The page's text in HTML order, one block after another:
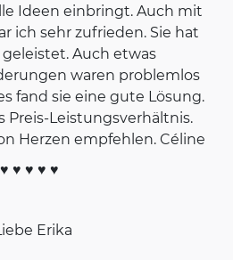
Ideen einbringt. Auch mit
ich sehr zufrieden. Sie hat
Auch etwas
waren problemlos
fand sie eine gute Lösung.
Preis-Leistungsverhältnis.
Herzen empfehlen. Céline
♥ ♥ ♥ ♥ ♥
Erika